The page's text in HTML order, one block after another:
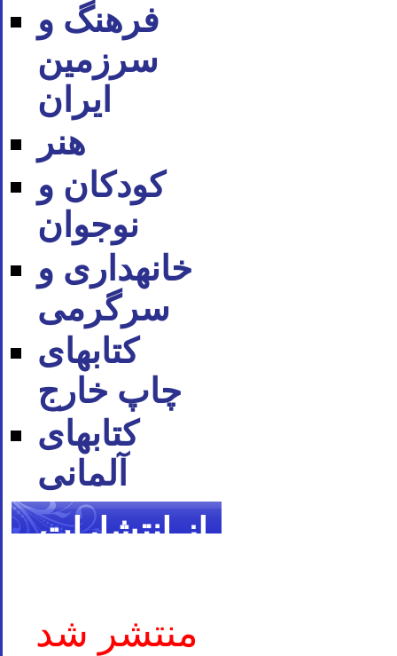
فرهنگ و
سرزمین
ایران
هنر
کودکان و
نوجوان
خانه‪داری و
سرگرمی
کتاب‪های
چاپ خارج
کتاب‪های
آلمانی
از انتشارات
منتشر شد